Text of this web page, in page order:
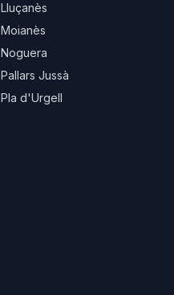
Lluçanès
Moianès
Noguera
Pallars Jussà
Pla d'Urgell